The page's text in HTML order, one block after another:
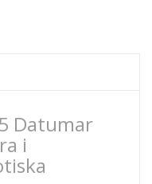
Datumar
i